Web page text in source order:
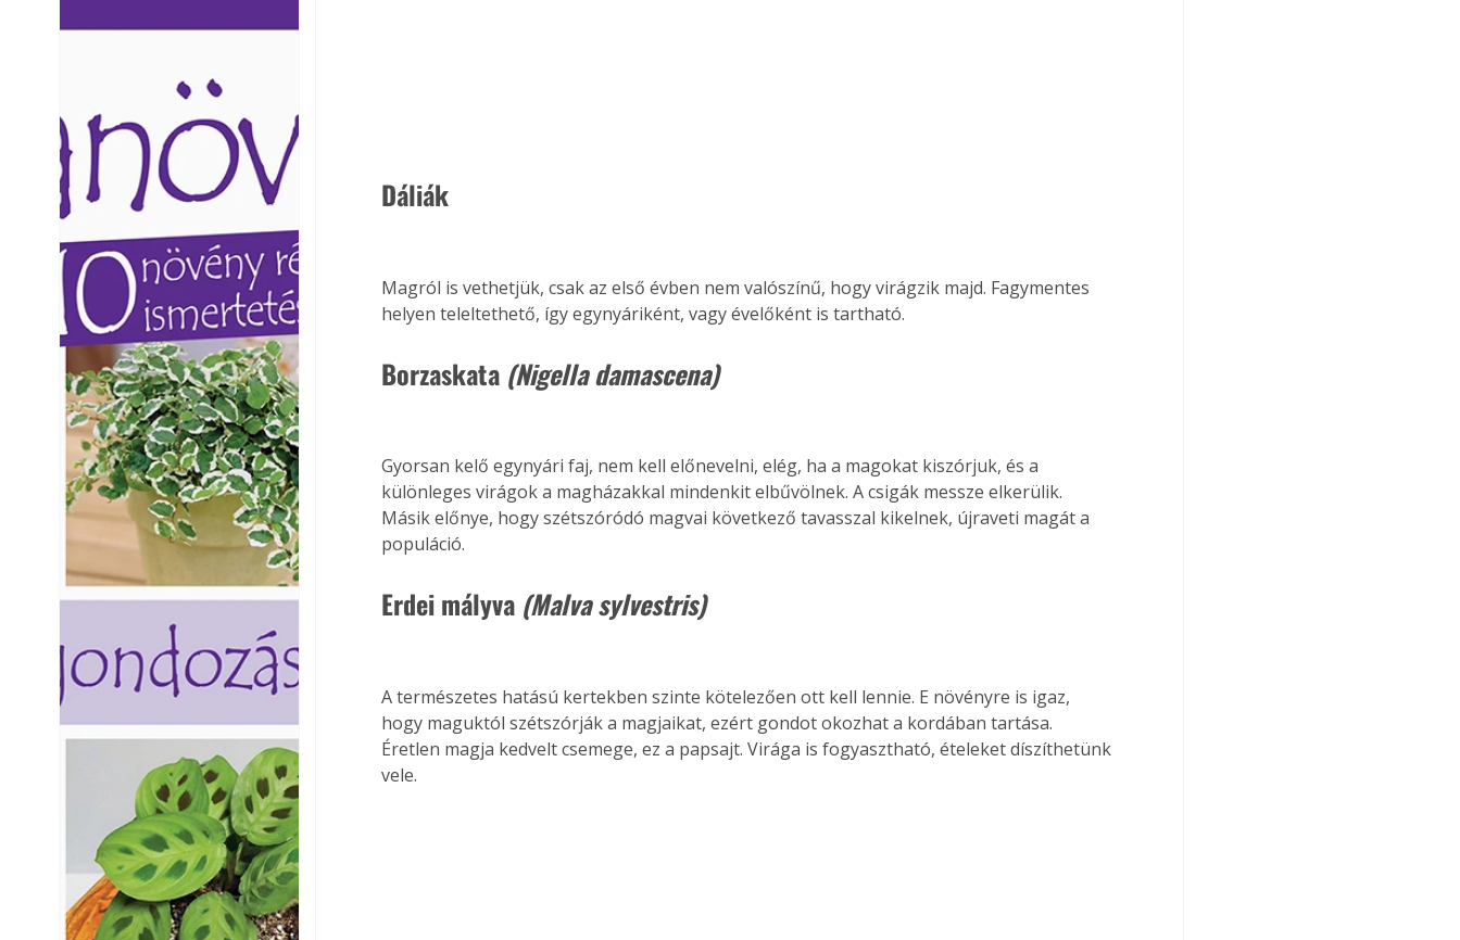
Dáliák
Magról is vethetjük, csak az első évben nem valószínű, hogy virágzik majd. Fagymentes
helyen teleltethető, így egynyáriként, vagy évelőként is tartható.
Borzaskata (Nigella damascena)
Gyorsan kelő egynyári faj, nem kell előnevelni, elég, ha a magokat kiszórjuk, és a
különleges virágok a magházakkal mindenkit elbűvölnek. A csigák messze elkerülik.
Másik előnye, hogy szétszóródó magvai következő tavasszal kikelnek, újraveti magát a
populáció.
Erdei mályva (Malva sylvestris)
A természetes hatású kertekben szinte kötelezően ott kell lennie. E növényre is igaz,
hogy maguktól szétszórják a magjaikat, ezért gondot okozhat a kordában tartása.
Éretlen magja kedvelt csemege, ez a papsajt. Virága is fogyasztható, ételeket díszíthetünk
vele.